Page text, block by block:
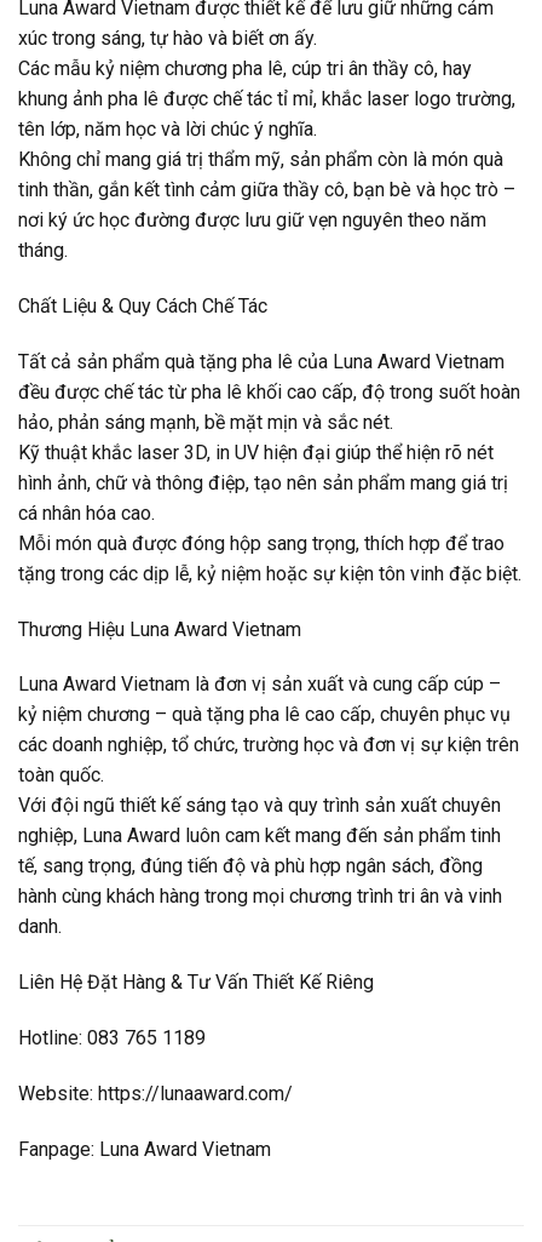
Luna Award Vietnam được thiết kế để lưu giữ những cảm
xúc trong sáng, tự hào và biết ơn ấy.
Các mẫu kỷ niệm chương pha lê, cúp tri ân thầy cô, hay
khung ảnh pha lê được chế tác tỉ mỉ, khắc laser logo trường,
tên lớp, năm học và lời chúc ý nghĩa.
Không chỉ mang giá trị thẩm mỹ, sản phẩm còn là món quà
tinh thần, gắn kết tình cảm giữa thầy cô, bạn bè và học trò –
nơi ký ức học đường được lưu giữ vẹn nguyên theo năm
tháng.
Chất Liệu & Quy Cách Chế Tác
Tất cả sản phẩm quà tặng pha lê của Luna Award Vietnam
đều được chế tác từ pha lê khối cao cấp, độ trong suốt hoàn
hảo, phản sáng mạnh, bề mặt mịn và sắc nét.
Kỹ thuật khắc laser 3D, in UV hiện đại giúp thể hiện rõ nét
hình ảnh, chữ và thông điệp, tạo nên sản phẩm mang giá trị
cá nhân hóa cao.
Mỗi món quà được đóng hộp sang trọng, thích hợp để trao
tặng trong các dịp lễ, kỷ niệm hoặc sự kiện tôn vinh đặc biệt.
Thương Hiệu Luna Award Vietnam
Luna Award Vietnam là đơn vị sản xuất và cung cấp cúp –
kỷ niệm chương – quà tặng pha lê cao cấp, chuyên phục vụ
các doanh nghiệp, tổ chức, trường học và đơn vị sự kiện trên
toàn quốc.
Với đội ngũ thiết kế sáng tạo và quy trình sản xuất chuyên
nghiệp, Luna Award luôn cam kết mang đến sản phẩm tinh
tế, sang trọng, đúng tiến độ và phù hợp ngân sách, đồng
hành cùng khách hàng trong mọi chương trình tri ân và vinh
danh.
Liên Hệ Đặt Hàng & Tư Vấn Thiết Kế Riêng
Hotline: 083 765 1189
Website: https://lunaaward.com/
Fanpage: Luna Award Vietnam